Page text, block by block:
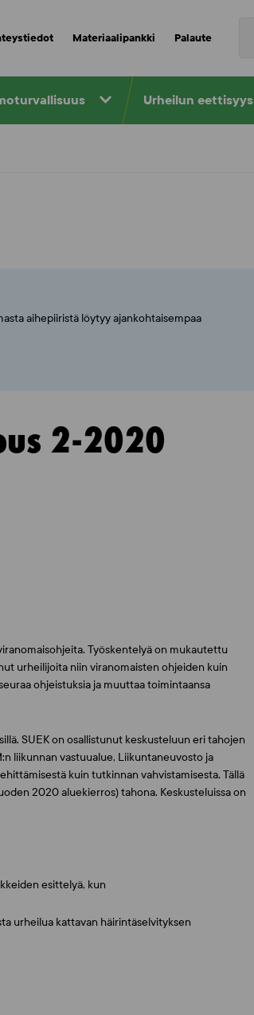
Materiaalipankki Palaute
Urheilun eettisyys
aihepiiristä löytyy ajankohtaisempaa
2-2020
Työskentelyä on mukautettu
urheilijoita niin viranomaisten ohjeiden kuin
ohjeistuksia ja muuttaa toimintaansa
SUEK on osallistunut keskusteluun eri tahojen
liikunnan vastuualue, Liikuntaneuvosto ja
kuin tutkinnan vahvistamisesta. Tällä
2020 aluekierros) tahona. Keskusteluissa on
esittelyä, kun
urheilua kattavan häirintäselvityksen